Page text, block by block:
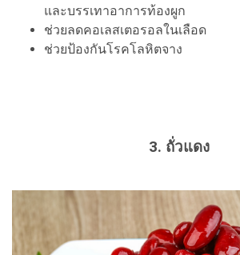
และบรรเทาอาการท้องผูก
ช่วยลดคอเลสเตอรอลในเลือด
ช่วยป้องกันโรคโลหิตจาง
3. ถั่วแดง